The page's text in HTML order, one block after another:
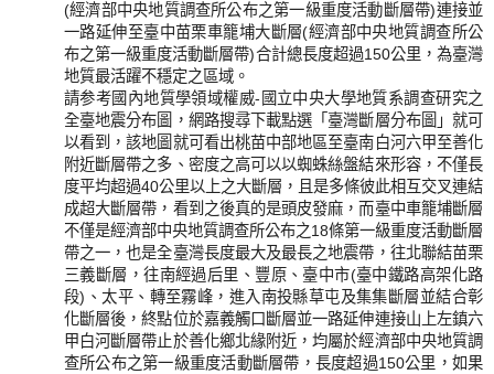
(經濟部中央地質調查所公布之第一級重度活動斷層帶)連接並
一路延伸至臺中苗栗車籠埔大斷層(經濟部中央地質調查所公
布之第一級重度活動斷層帶)合計總長度超過150公里，為臺灣
地質最活躍不穩定之區域。
請参考國內地質學領域權威-國立中央大學地質系調查研究之
全臺地震分布圖，網路搜尋下載點選「臺灣斷層分布圖」就可
以看到，該地圖就可看出桃苗中部地區至臺南白河六甲至善化
附近斷層帶之多、密度之高可以以蜘蛛絲盤結來形容，不僅長
度平均超過40公里以上之大斷層，且是多條彼此相互交叉連結
成超大斷層帶，看到之後真的是頭皮發麻，而臺中車籠埔斷層
不僅是經濟部中央地質調查所公布之18條第一級重度活動斷層
帶之一，也是全臺灣長度最大及最長之地震帶，往北聯結苗栗
三義斷層，往南經過后里、豐原、臺中市(臺中鐵路高架化路
段)、太平、轉至霧峰，進入南投縣草屯及集集斷層並結合彰
化斷層後，終點位於嘉義觸口斷層並一路延伸連接山上左鎮六
甲白河斷層帶止於善化鄉北緣附近，均屬於經濟部中央地質調
查所公布之第一級重度活動斷層帶，長度超過150公里，如果